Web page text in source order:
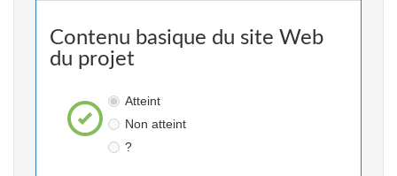
Contenu basique du site Web
du projet
Atteint
Non atteint
?